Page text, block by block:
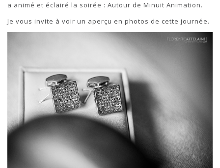
a animé et éclairé la soirée : Autour de Minuit Animation.
Je vous invite à voir un aperçu en photos de cette journée.